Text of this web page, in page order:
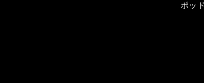
ポッ